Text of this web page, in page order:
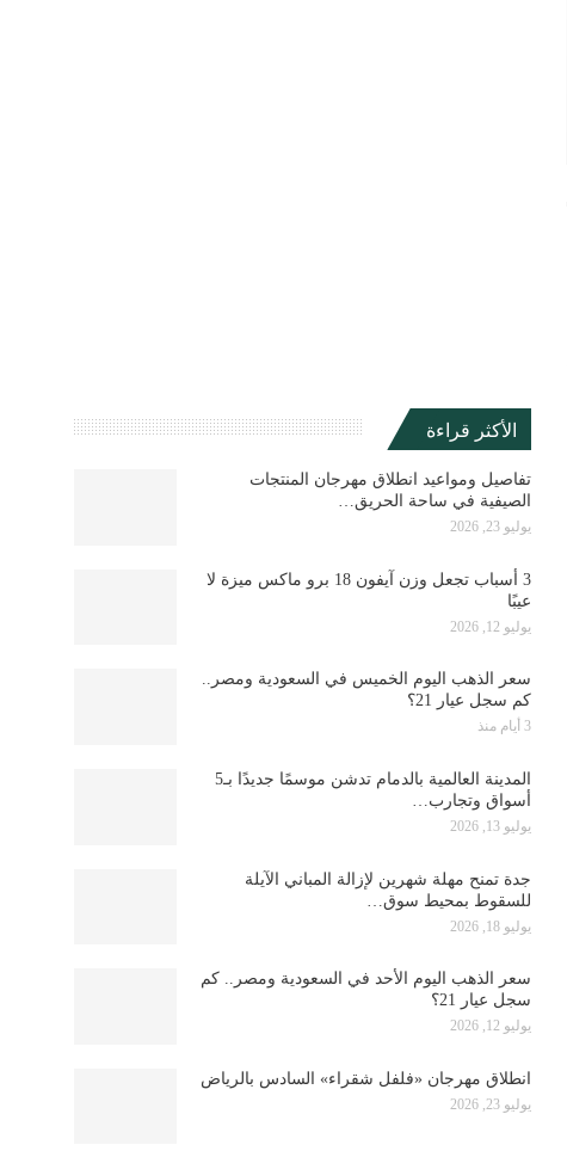
الأكثر قراءة
تفاصيل ومواعيد انطلاق مهرجان المنتجات
الصيفية في ساحة الحريق…
يوليو 23, 2026
3 أسباب تجعل وزن آيفون 18 برو ماكس ميزة لا
عيبًا
يوليو 12, 2026
سعر الذهب اليوم الخميس في السعودية ومصر..
كم سجل عيار 21؟
3 أيام منذ
المدينة العالمية بالدمام تدشن موسمًا جديدًا بـ5
أسواق وتجارب…
يوليو 13, 2026
جدة تمنح مهلة شهرين لإزالة المباني الآيلة
للسقوط بمحيط سوق…
يوليو 18, 2026
سعر الذهب اليوم الأحد في السعودية ومصر.. كم
سجل عيار 21؟
يوليو 12, 2026
انطلاق مهرجان «فلفل شقراء» السادس بالرياض
يوليو 23, 2026